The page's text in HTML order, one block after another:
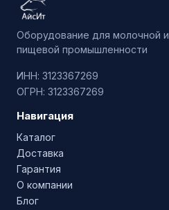
Оборудование для молочной и
пищевой промышленности
ИНН: 3123367269
ОГРН: 3123367269
Навигация
Каталог
Доставка
Гарантия
О компании
Блог